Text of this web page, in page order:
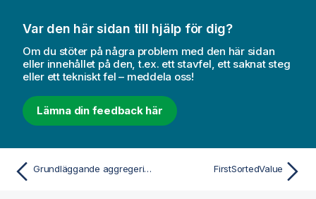
Var den här sidan till hjälp för dig?
Om du stöter på några problem med den här sidan
eller innehållet på den, t.ex. ett stavfel, ett saknat steg
eller ett tekniskt fel – meddela oss!
Lämna din feedback här
Grundläggande aggregeringsfunktioner FirstSortedValue